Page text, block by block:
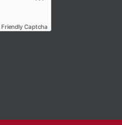
Friendly Captcha